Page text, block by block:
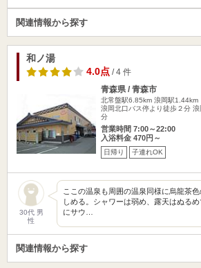
関連情報から探す
和ノ湯
4.0点/ 4 件
青森県 / 青森市
北常盤駅6.85km 浪岡駅1.44km
浪岡北口バス停より徒歩２分
分
営業時間 7:00～22:00
入浴料金 470円～
日帰り 子連れOK
30代 男
性
ここの温泉も周囲の温泉同様に烏龍茶
しめる。シャワーは弱め、露天はぬる
にサウ…
関連情報から探す